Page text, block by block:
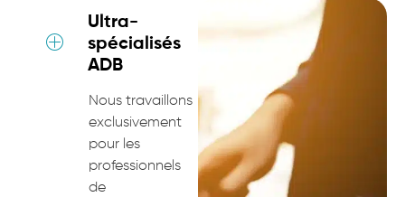
Ultra-
spécialisés
ADB
Nous travaillons
exclusivement
pour les
professionnels
de